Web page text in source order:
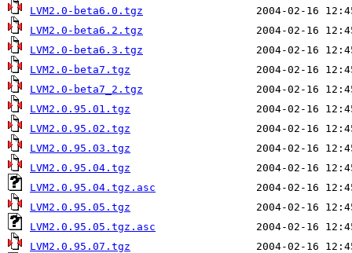
LVM2.0-beta6.0.tgz
LVM2.0-beta6.2.tgz
LVM2.0-beta6.3.tgz
LVM2.0-beta7.tgz
LVM2.0-beta7_2.tgz
LVM2.0.95.01.tgz
LVM2.0.95.02.tgz
LVM2.0.95.03.tgz
LVM2.0.95.04.tgz
LVM2.0.95.04.tgz.asc
LVM2.0.95.05.tgz
LVM2.0.95.05.tgz.asc
LVM2.0.95.07.tgz